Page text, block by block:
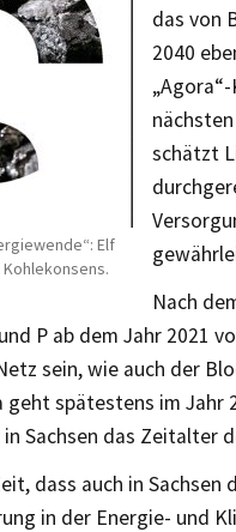
Elf
das von
2040
schätzt
Nach
P ab dem Jahr 2021
sein, wie auch der
geht spätestens im
in Sachsen das Zeitalter
dass auch in
in der Energie- und